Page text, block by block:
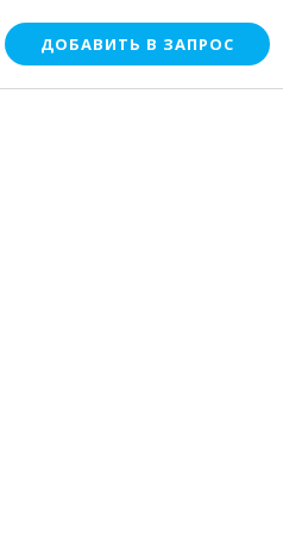
ДОБАВИТЬ В ЗАПРОС